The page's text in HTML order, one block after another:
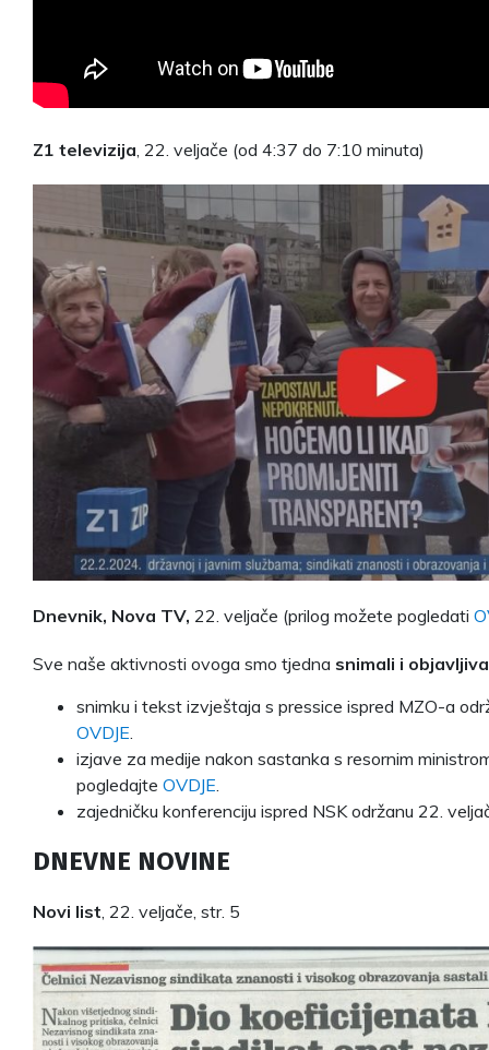
Z1 televizija , 22. veljače (od 4:37 do 7:10 minuta)
Dnevnik, Nova TV, 22. veljače (prilog možete pogledati
Sve naše aktivnosti ovoga smo tjedna snimali i
snimku i tekst izvještaja s pressice ispred MZO-a
OVDJE
izjave za medije nakon sastanka s resornim
pogledajte OVDJE
zajedničku konferenciju ispred NSK održanu 22.
DNEVNE NOVINE
Novi list , 22. veljače, str. 5